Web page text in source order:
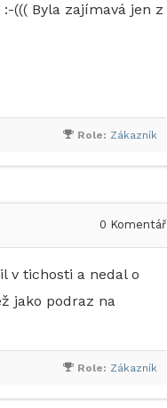
((( Byla zajímavá jen z
Role: Zákazník
0 Komentář
v tichosti a nedal o
jako podraz na
Role: Zákazník